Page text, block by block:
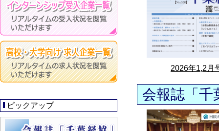
ピックアップ
2026年1,2月
会報誌「千